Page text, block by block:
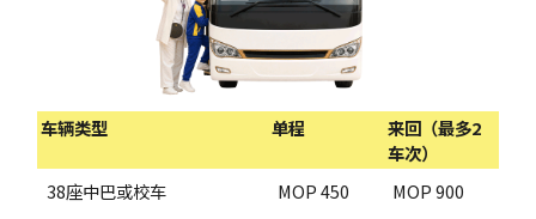
车辆类型 单程
来回（最多2
车次）
38座中巴或校车
MOP 450 MOP 900